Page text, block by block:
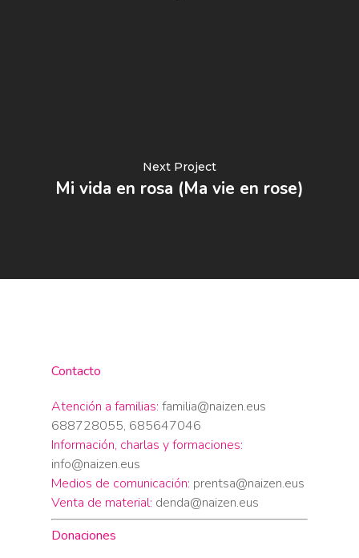
Next Project
Mi vida en rosa (Ma vie en rose)
Contacto
Atención a familias: familia@naizen.eus
688728055, 685647046
Información, charlas y formaciones:
info@naizen.eus
Medios de comunicación: prentsa@naizen.eus
Venta de material: denda@naizen.eus
Donaciones